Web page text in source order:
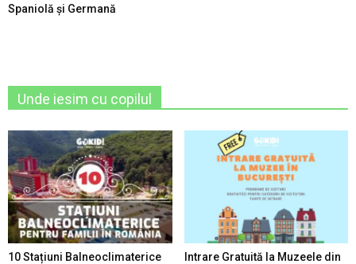
Spaniolă şi Germană
Unde iesim cu copilul
10 Stațiuni Balneoclimaterice
Intrare Gratuită la Muzeele din